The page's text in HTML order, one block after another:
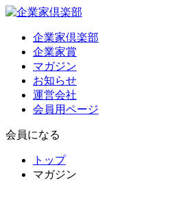
企業家倶楽部
企業家賞
マガジン
お知らせ
運営会社
会員用ページ
会員になる
トップ
マガジン